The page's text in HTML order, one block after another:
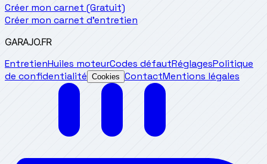
Créer mon carnet (Gratuit)
Créer mon carnet d'entretien
GARAJO.FR
EntretienHuiles moteurCodes défautRéglagesPolitique
de confidentialité Cookies ContactMentions légales